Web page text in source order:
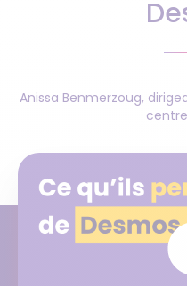
Anissa Benmerzoug,